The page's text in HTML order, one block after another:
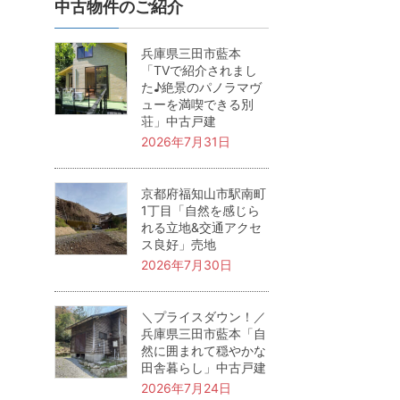
中古物件のご紹介
兵庫県三田市藍本
「TVで紹介されまし
た♪絶景のパノラマヴ
ューを満喫できる別
荘」中古戸建
2026年7月31日
京都府福知山市駅南町
1丁目「自然を感じら
れる立地&交通アクセ
ス良好」売地
2026年7月30日
＼プライスダウン！／
兵庫県三田市藍本「自
然に囲まれて穏やかな
田舎暮らし」中古戸建
2026年7月24日